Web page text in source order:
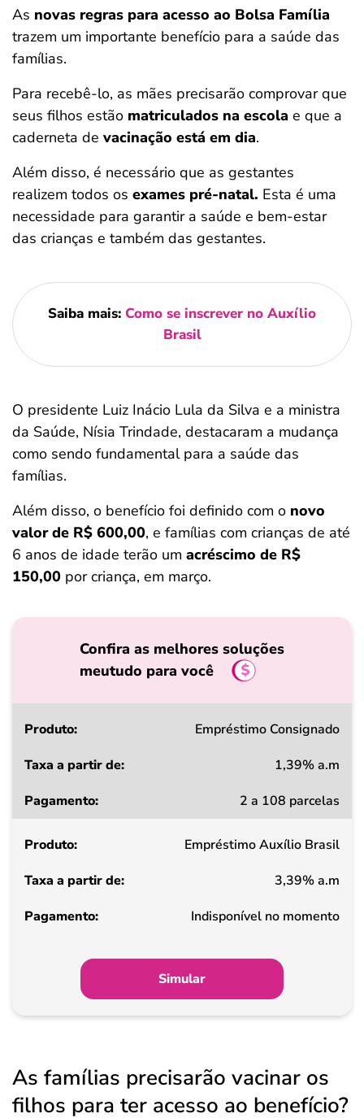
As novas regras para acesso ao Bolsa Família
trazem um importante benefício para a saúde das
famílias.
Para recebê-lo, as mães precisarão comprovar que
seus filhos estão matriculados na escola e que a
caderneta de vacinação está em dia.
Além disso, é necessário que as gestantes
realizem todos os exames pré-natal. Esta é uma
necessidade para garantir a saúde e bem-estar
das crianças e também das gestantes.
Saiba mais: Como se inscrever no Auxílio
Brasil
O presidente Luiz Inácio Lula da Silva e a ministra
da Saúde, Nísia Trindade, destacaram a mudança
como sendo fundamental para a saúde das
famílias.
Além disso, o benefício foi definido com o novo
valor de R$ 600,00, e famílias com crianças de até
6 anos de idade terão um acréscimo de R$
150,00 por criança, em março.
Confira as melhores soluções
meutudo para você
Produto
a
de
Pagamento
Empréstimo Consignado
1,39% a.m
2 a 108 parcelas
Empréstimo Auxílio Brasil
3,39% a.m
Indisponível no momento
Simular
As famílias precisarão vacinar os
filhos para ter acesso ao benefício?